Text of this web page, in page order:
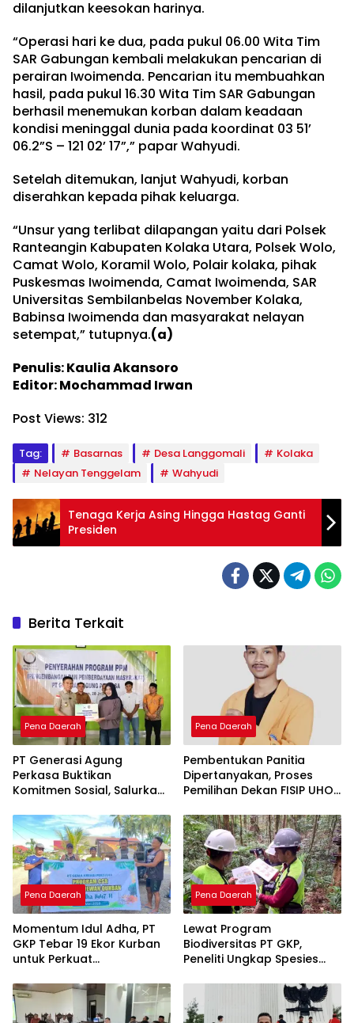
dilanjutkan keesokan harinya.
“Operasi hari ke dua, pada pukul 06.00 Wita Tim
SAR Gabungan kembali melakukan pencarian di
perairan Iwoimenda. Pencarian itu membuahkan
hasil, pada pukul 16.30 Wita Tim SAR Gabungan
berhasil menemukan korban dalam keadaan
kondisi meninggal dunia pada koordinat 03 51’
06.2”S – 121 02’ 17”,” papar Wahyudi.
Setelah ditemukan, lanjut Wahyudi, korban
diserahkan kepada pihak keluarga.
“Unsur yang terlibat dilapangan yaitu dari Polsek
Ranteangin Kabupaten Kolaka Utara, Polsek Wolo,
Camat Wolo, Koramil Wolo, Polair kolaka, pihak
Puskesmas Iwoimenda, Camat Iwoimenda, SAR
Universitas Sembilanbelas November Kolaka,
Babinsa Iwoimenda dan masyarakat nelayan
setempat,” tutupnya.(a)
Penulis: Kaulia Akansoro
Editor: Mochammad Irwan
Post Views: 312
Tag: Basarnas Desa Langgomali
Kolaka
Nelayan Tenggelam
Wahyudi
Tenaga Kerja Asing Hingga Hastag Ganti
Presiden
Berita Terkait
Pena Daerah
PT Generasi Agung
Perkasa Buktikan
Komitmen Sosial, Salurkan
Masyarakat Lingkar
Tambang
Pena Daerah
Pembentukan Panitia
Dipertanyakan, Proses
Pemilihan Dekan FISIP UHO
Pena Daerah
Momentum Idul Adha, PT
GKP Tebar 19 Ekor Kurban
untuk Perkuat
Pena Daerah
Lewat Program
Biodiversitas PT GKP,
Peneliti Ungkap Spesies